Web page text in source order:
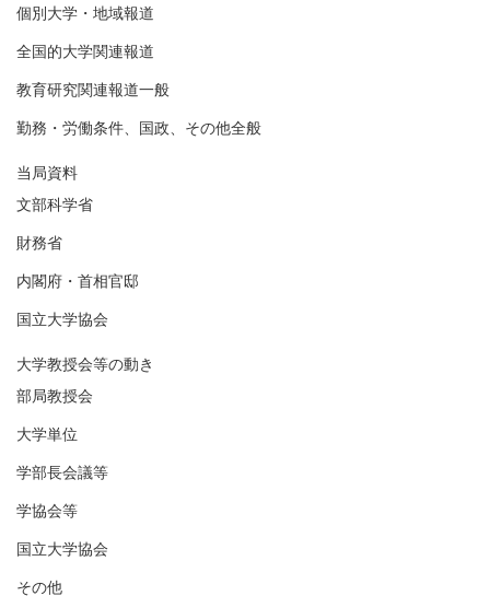
個別大学・地域報道
全国的大学関連報道
教育研究関連報道一般
勤務・労働条件、国政、その他全般
当局資料
文部科学省
財務省
内閣府・首相官邸
国立大学協会
大学教授会等の動き
部局教授会
大学単位
学部長会議等
学協会等
国立大学協会
その他